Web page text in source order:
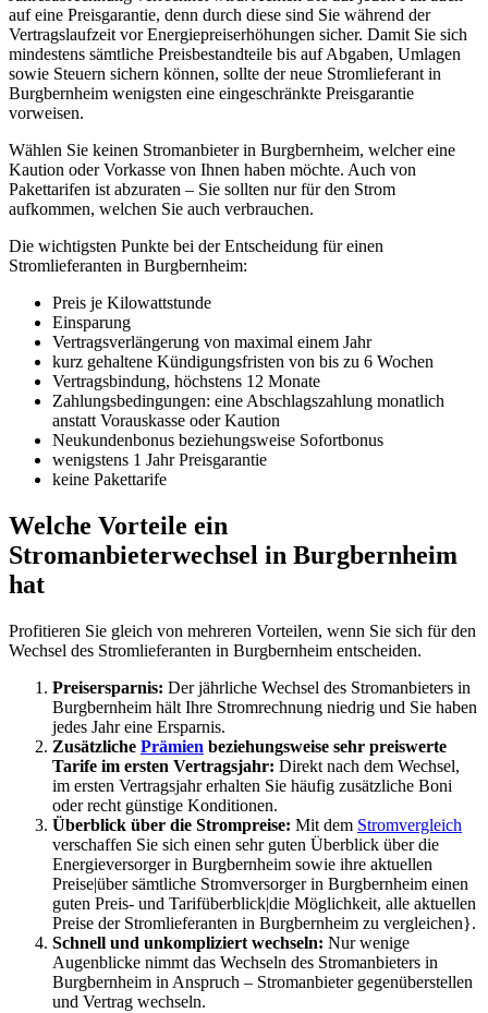
auf eine Preisgarantie, denn durch diese sind Sie während der
Vertragslaufzeit vor Energiepreiserhöhungen sicher. Damit Sie sich
mindestens sämtliche Preisbestandteile bis auf Abgaben, Umlagen
sowie Steuern sichern können, sollte der neue Stromlieferant in
Burgbernheim wenigsten eine eingeschränkte Preisgarantie
vorweisen.
Wählen Sie keinen Stromanbieter in Burgbernheim, welcher eine
Kaution oder Vorkasse von Ihnen haben möchte. Auch von
Pakettarifen ist abzuraten – Sie sollten nur für den Strom
aufkommen, welchen Sie auch verbrauchen.
Die wichtigsten Punkte bei der Entscheidung für einen
Stromlieferanten in Burgbernheim:
Preis je Kilowattstunde
Einsparung
Vertragsverlängerung von maximal einem Jahr
kurz gehaltene Kündigungsfristen von bis zu 6 Wochen
Vertragsbindung, höchstens 12 Monate
Zahlungsbedingungen: eine Abschlagszahlung monatlich
anstatt Vorauskasse oder Kaution
Neukundenbonus beziehungsweise Sofortbonus
wenigstens 1 Jahr Preisgarantie
keine Pakettarife
Welche Vorteile ein
Stromanbieterwechsel in Burgbernheim
hat
Profitieren Sie gleich von mehreren Vorteilen, wenn Sie sich für den
Wechsel des Stromlieferanten in Burgbernheim entscheiden.
Preisersparnis: Der jährliche Wechsel des Stromanbieters in
Burgbernheim hält Ihre Stromrechnung niedrig und Sie haben
jedes Jahr eine Ersparnis.
Zusätzliche Prämien beziehungsweise sehr preiswerte
Tarife im ersten Vertragsjahr: Direkt nach dem Wechsel,
im ersten Vertragsjahr erhalten Sie häufig zusätzliche Boni
oder recht günstige Konditionen.
Überblick über die Strompreise: Mit dem Stromvergleich
verschaffen Sie sich einen sehr guten Überblick über die
Energieversorger in Burgbernheim sowie ihre aktuellen
Preise|über sämtliche Stromversorger in Burgbernheim einen
guten Preis- und Tarifüberblick|die Möglichkeit, alle aktuellen
Preise der Stromlieferanten in Burgbernheim zu vergleichen}.
Schnell und unkompliziert wechseln: Nur wenige
Augenblicke nimmt das Wechseln des Stromanbieters in
Burgbernheim in Anspruch – Stromanbieter gegenüberstellen
und Vertrag wechseln.